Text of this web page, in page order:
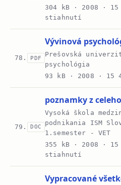
304 kB · 2008 · 15
stiahnutí
78. PDF
Vývinová
Prešovská
psychológia
93 kB · 2008 · 15
79. DOC
poznamky z
Vysoká škola
podnikania ISM
1.semester - VET
355 kB · 2008 · 15
stiahnutí
Vypracované